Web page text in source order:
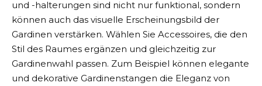
und -halterungen sind nicht nur funktional, sondern
können auch das visuelle Erscheinungsbild der
Gardinen verstärken. Wählen Sie Accessoires, die den
Stil des Raumes ergänzen und gleichzeitig zur
Gardinenwahl passen. Zum Beispiel können elegante
und dekorative Gardinenstangen die Eleganz von